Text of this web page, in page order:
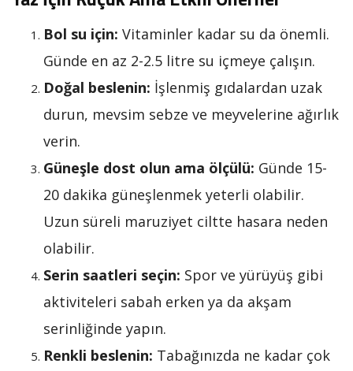
Bol su için: Vitaminler kadar su da önemli.
Günde en az 2-2.5 litre su içmeye çalışın.
Doğal beslenin: İşlenmiş gıdalardan uzak
durun, mevsim sebze ve meyvelerine ağırlık
verin.
Güneşle dost olun ama ölçülü: Günde 15-
20 dakika güneşlenmek yeterli olabilir.
Uzun süreli maruziyet ciltte hasara neden
olabilir.
Serin saatleri seçin: Spor ve yürüyüş gibi
aktiviteleri sabah erken ya da akşam
serinliğinde yapın.
Renkli beslenin: Tabağınızda ne kadar çok